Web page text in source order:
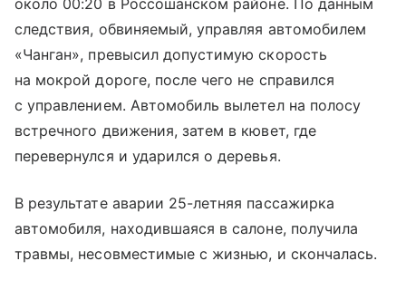
следствия, обвиняемый, управляя автомобилем
«Чанган», превысил допустимую скорость
на мокрой дороге, после чего не справился
с управлением. Автомобиль вылетел на полосу
встречного движения, затем в кювет, где
перевернулся и ударился о деревья.
В результате аварии 25-летняя пассажирка
автомобиля, находившаяся в салоне, получила
травмы, несовместимые с жизнью, и скончалась.